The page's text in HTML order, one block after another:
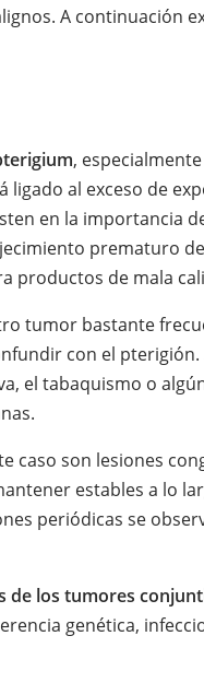
A continuación
,
al exceso de
en la importancia
prematuro
productos de mala
tumor bastante
con el
el tabaquismo o
caso son lesiones
estables a lo
periódicas se
de los tumores
genética,